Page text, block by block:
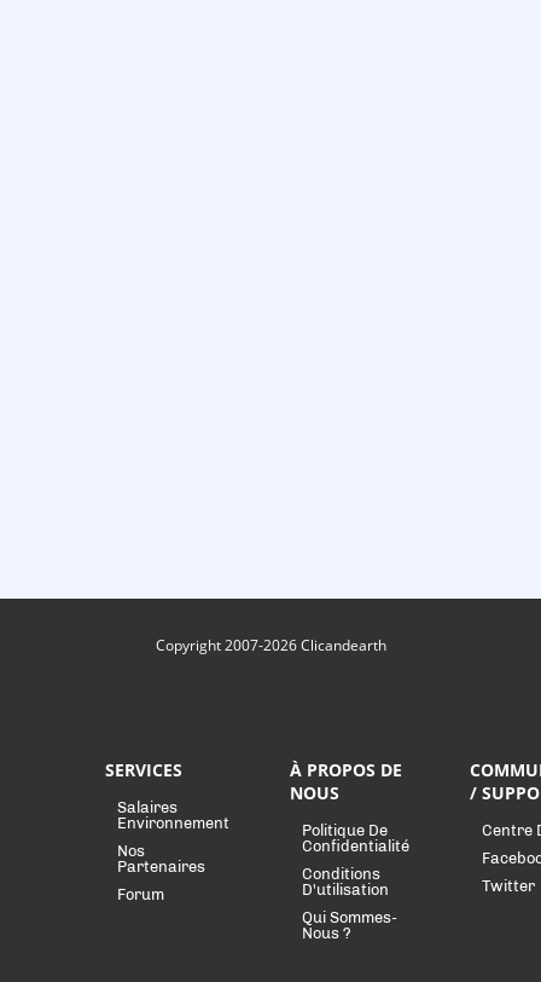
Copyright 2007-2026 Clicandearth
SERVICES
Salaires
Environnement
Nos
Partenaires
Forum
À PROPOS DE
NOUS
Politique De
Confidentialité
Conditions
D'utilisation
Qui Sommes-
Nous ?
/
Centre
Twitter